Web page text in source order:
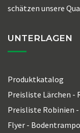
schätzen unsere
UNTERLAGEN
Produktkatalog
Preisliste Lärchen -
Preisliste Robinien
Flyer -